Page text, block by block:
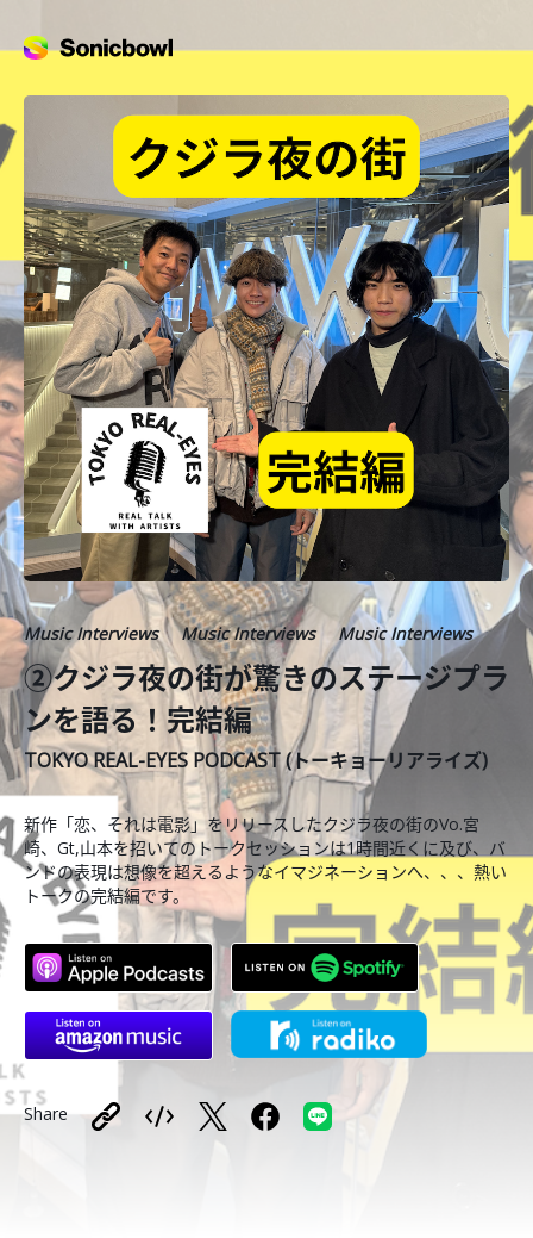
Music Interviews Music Interviews Music Interviews
②クジラ夜の街が驚きのステージプラ
ンを語る！完結編
TOKYO REAL-EYES PODCAST (トーキョーリアライズ)
新作「恋、それは電影」をリリースしたクジラ夜の街のVo.宮
崎、Gt,山本を招いてのトークセッションは1時間近くに及び、バ
ンドの表現は想像を超えるようなイマジネーションへ、、、熱い
トークの完結編です。
Share